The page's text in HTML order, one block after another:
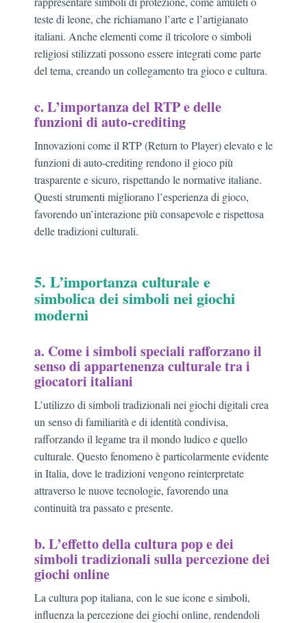
teste di leone, che richiamano l’arte e l’artigianato
italiani. Anche elementi come il tricolore o simboli
religiosi stilizzati possono essere integrati come parte
del tema, creando un collegamento tra gioco e cultura.
c. L’importanza del RTP e delle
funzioni di auto-crediting
Innovazioni come il RTP (Return to Player) elevato e le
funzioni di auto-crediting rendono il gioco più
trasparente e sicuro, rispettando le normative italiane.
Questi strumenti migliorano l’esperienza di gioco,
favorendo un’interazione più consapevole e rispettosa
delle tradizioni culturali.
5. L’importanza culturale e
simbolica dei simboli nei giochi
moderni
a. Come i simboli speciali rafforzano il
senso di appartenenza culturale tra i
giocatori italiani
L’utilizzo di simboli tradizionali nei giochi digitali crea
un senso di familiarità e di identità condivisa,
rafforzando il legame tra il mondo ludico e quello
culturale. Questo fenomeno è particolarmente evidente
in Italia, dove le tradizioni vengono reinterpretate
attraverso le nuove tecnologie, favorendo una
continuità tra passato e presente.
b. L’effetto della cultura pop e dei
simboli tradizionali sulla percezione dei
giochi online
La cultura pop italiana, con le sue icone e simboli,
influenza la percezione dei giochi online, rendendoli